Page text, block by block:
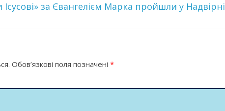
за Євангелієм Марка пройшли у Надвірні
Обов’язкові поля позначені *